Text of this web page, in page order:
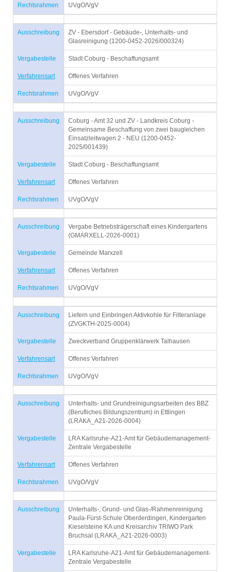
Rechtsrahmen UVgO/VgV
Ausschreibung
ZV - Ebersdorf - Gebäude-, Unterhalts- und
Glasreinigung (1200-0452-2026/000324)
Vergabestelle Stadt Coburg - Beschaffungsamt
Verfahrensart Offenes Verfahren
Rechtsrahmen UVgO/VgV
Ausschreibung
Coburg - Amt 32 und ZV - Landkreis Coburg -
Gemeinsame Beschaffung von zwei baugleichen
Einsatzleitwagen 2 - NEU (1200-0452-
2025/001439)
Vergabestelle Stadt Coburg - Beschaffungsamt
Verfahrensart Offenes Verfahren
Rechtsrahmen UVgO/VgV
Ausschreibung
Vergabe Betriebsträgerschaft eines Kindergartens
(GMARXELL-2026-0001)
Vergabestelle Gemeinde Marxzell
Verfahrensart Offenes Verfahren
Rechtsrahmen UVgO/VgV
Ausschreibung
Liefern und Einbringen Aktivkohle für Filteranlage
(ZVGKTH-2025-0004)
Vergabestelle Zweckverband Gruppenklärwerk Talhausen
Verfahrensart Offenes Verfahren
Rechtsrahmen UVgO/VgV
Ausschreibung
Unterhalts- und Grundreinigungsarbeiten des BBZ
(Berufliches Bildungszentrum) in Ettlingen
(LRAKA_A21-2026-0004)
Vergabestelle
LRA Karlsruhe-A21-Amt für Gebäudemanagement-
Zentrale Vergabestelle
Verfahrensart Offenes Verfahren
Rechtsrahmen UVgO/VgV
Ausschreibung
Unterhalts-, Grund- und Glas-/Rahmenreinigung
Paula-Fürst-Schule Oberderdingen, Kindergarten
Kieselsteine KA und Kreisarchiv TRIWO Park
Bruchsal (LRAKA_A21-2026-0003)
Vergabestelle
LRA Karlsruhe-A21-Amt für Gebäudemanagement-
Zentrale Vergabestelle